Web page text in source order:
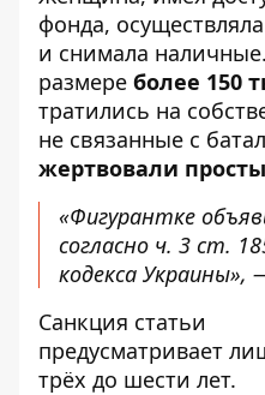
фонда,
и снимала
размере более 150
тратились на
не связанные с
жертвовали
«Фигурантке
согласно ч. 3 ст.
кодекса Украины»,
Санкция статьи
предусматривает
трёх до шести лет.